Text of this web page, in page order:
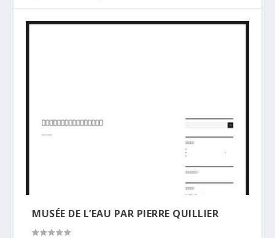
MUSÉE DE L’EAU PAR PIERRE QUILLIER